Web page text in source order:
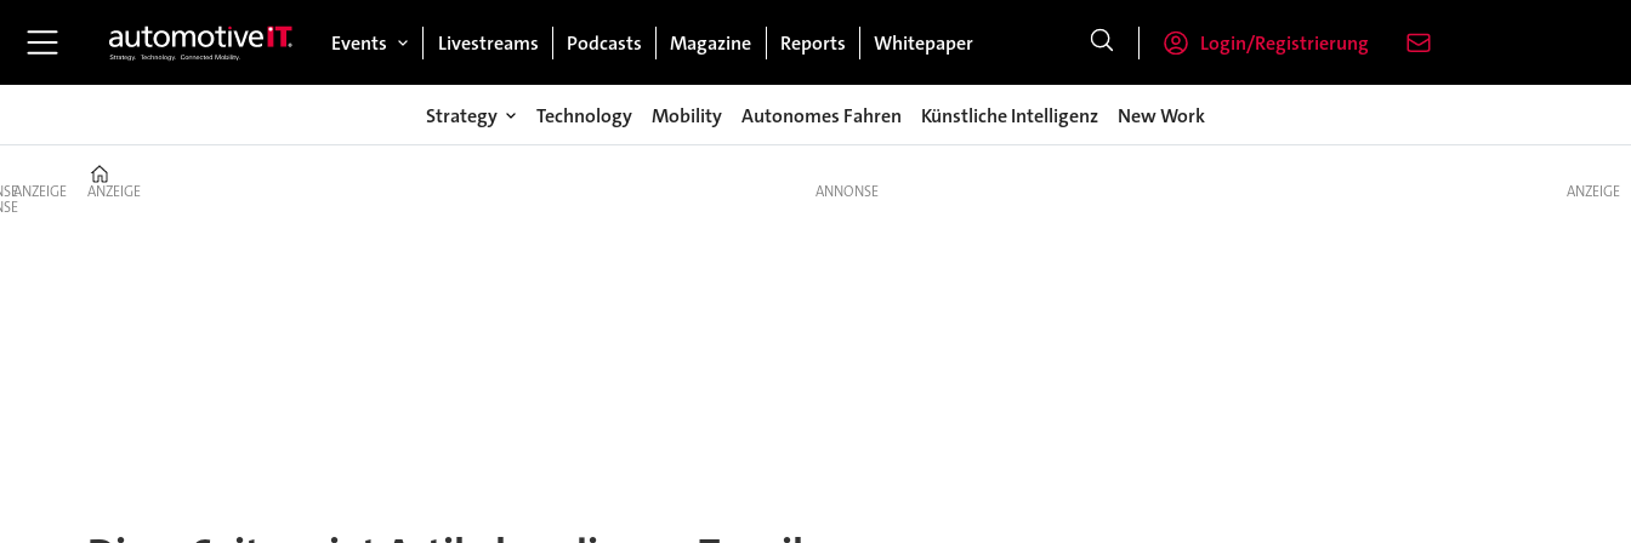
Events Livestreams Podcasts Magazine Reports Whitepaper Login/Registrierung
Strategy Technology Mobility Autonomes Fahren Künstliche Intelligenz New Work
ANZEIGE ANZEIGE ANZEIGE